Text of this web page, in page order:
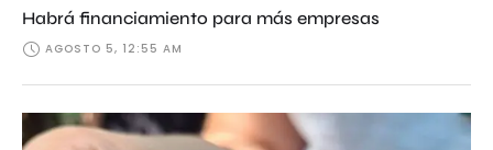
Habrá financiamiento para más empresas
AGOSTO 5, 12:55 AM